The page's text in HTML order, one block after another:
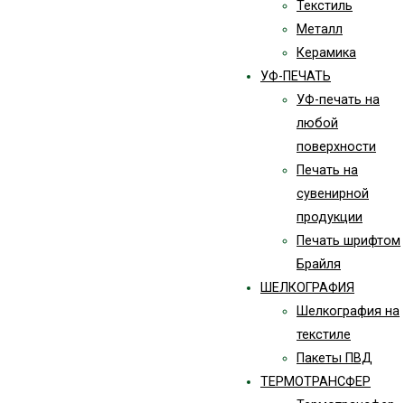
Текстиль
Металл
Керамика
УФ-ПЕЧАТЬ
УФ-печать на
любой
поверхности
Печать на
сувенирной
продукции
Печать шрифтом
Брайля
ШЕЛКОГРАФИЯ
Шелкография на
текстиле
Пакеты ПВД
ТЕРМОТРАНСФЕР